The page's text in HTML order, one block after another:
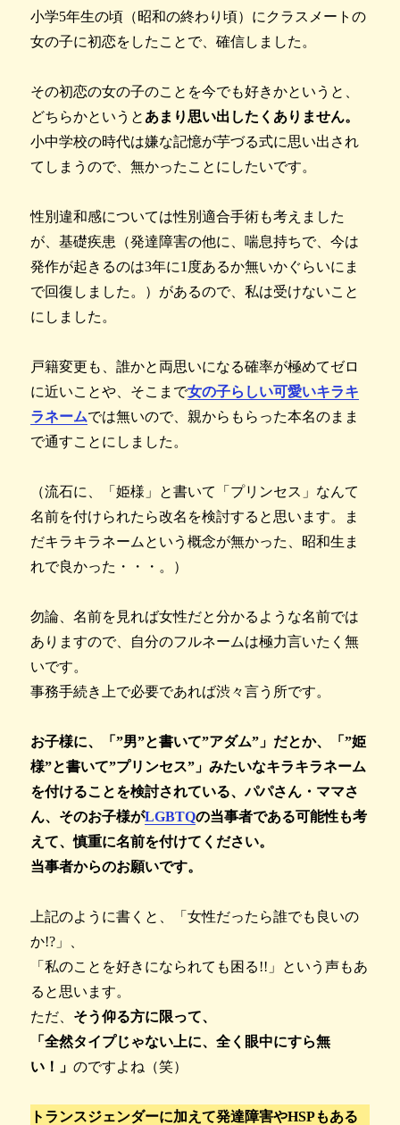
小学5年生の頃（昭和の終わり頃）にクラスメートの
女の子に初恋をしたことで、確信しました。
その初恋の女の子のことを今でも好きかというと、
どちらかというと あまり思い出したくありません。
小中学校の時代は嫌な記憶が芋づる式に思い出され
てしまうので、無かったことにしたいです。
性別違和感については性別適合手術も考えました
が、基礎疾患（発達障害の他に、喘息持ちで、今は
発作が起きるのは3年に1度あるか無いかぐらいにま
で回復しました。）があるので、私は受けないこと
にしました。
戸籍変更も、誰かと両思いになる確率が極めてゼロ
に近いことや、そこまで女の子らしい可愛いキラキ
ラネームでは無いので、親からもらった本名のまま
で通すことにしました。
（流石に、「姫様」と書いて「プリンセス」なんて
名前を付けられたら改名を検討すると思います。ま
だキラキラネームという概念が無かった、昭和生ま
れで良かった・・・。）
勿論、名前を見れば女性だと分かるような名前では
ありますので、自分のフルネームは極力言いたく無
いです。
事務手続き上で必要であれば渋々言う所です。
お子様に、「”男”と書いて”アダム”」だとか、「”姫
様”と書いて”プリンセス”」みたいなキラキラネーム
を付けることを検討されている、パパさん・ママさ
ん、そのお子様がLGBTQの当事者である可能性も考
えて、慎重に名前を付けてください。
当事者からのお願いです。
上記のように書くと、「女性だったら誰でも良いの
か!?」、
「私のことを好きになられても困る!!」という声もあ
ると思います。
ただ、 そう仰る方に限って、
「全然タイプじゃない上に、全く眼中にすら無
い！」のですよね（笑）
トランスジェンダーに加えて発達障害やHSPもある